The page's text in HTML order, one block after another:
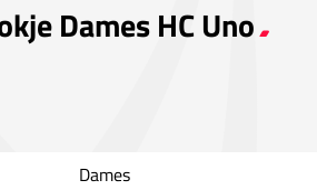
Dames HC Uno
Dames